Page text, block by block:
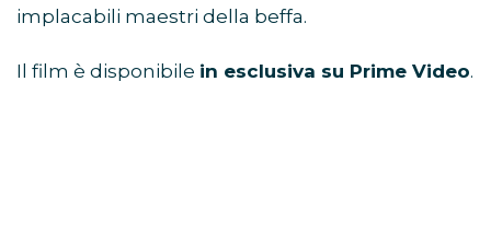
implacabili maestri della beffa.
Il film è disponibile in esclusiva su Prime Video.